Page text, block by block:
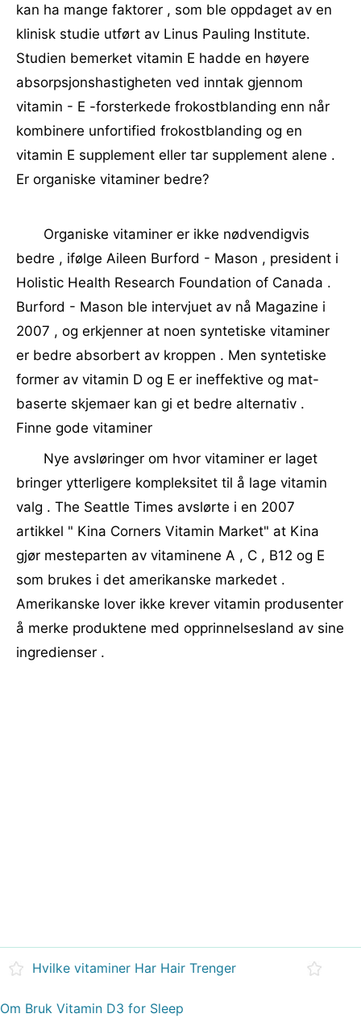
kan ha mange faktorer , som ble oppdaget av en
klinisk studie utført av Linus Pauling Institute.
Studien bemerket vitamin E hadde en høyere
absorpsjonshastigheten ved inntak gjennom
vitamin - E -forsterkede frokostblanding enn når
kombinere unfortified frokostblanding og en
vitamin E supplement eller tar supplement alene .
Er organiske vitaminer bedre?
Organiske vitaminer er ikke nødvendigvis
bedre , ifølge Aileen Burford - Mason , president i
Holistic Health Research Foundation of Canada .
Burford - Mason ble intervjuet av nå Magazine i
2007 , og erkjenner at noen syntetiske vitaminer
er bedre absorbert av kroppen . Men syntetiske
former av vitamin D og E er ineffektive og mat-
baserte skjemaer kan gi et bedre alternativ .
Finne gode vitaminer
Nye avsløringer om hvor vitaminer er laget
bringer ytterligere kompleksitet til å lage vitamin
valg . The Seattle Times avslørte i en 2007
artikkel " Kina Corners Vitamin Market" at Kina
gjør mesteparten av vitaminene A , C , B12 og E
som brukes i det amerikanske markedet .
Amerikanske lover ikke krever vitamin produsenter
å merke produktene med opprinnelsesland av sine
ingredienser .
Hvilke vitaminer Har Hair Trenger
Om Bruk Vitamin D3 for Sleep